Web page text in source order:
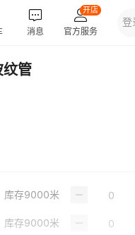
管
库存9000米
库存9000米